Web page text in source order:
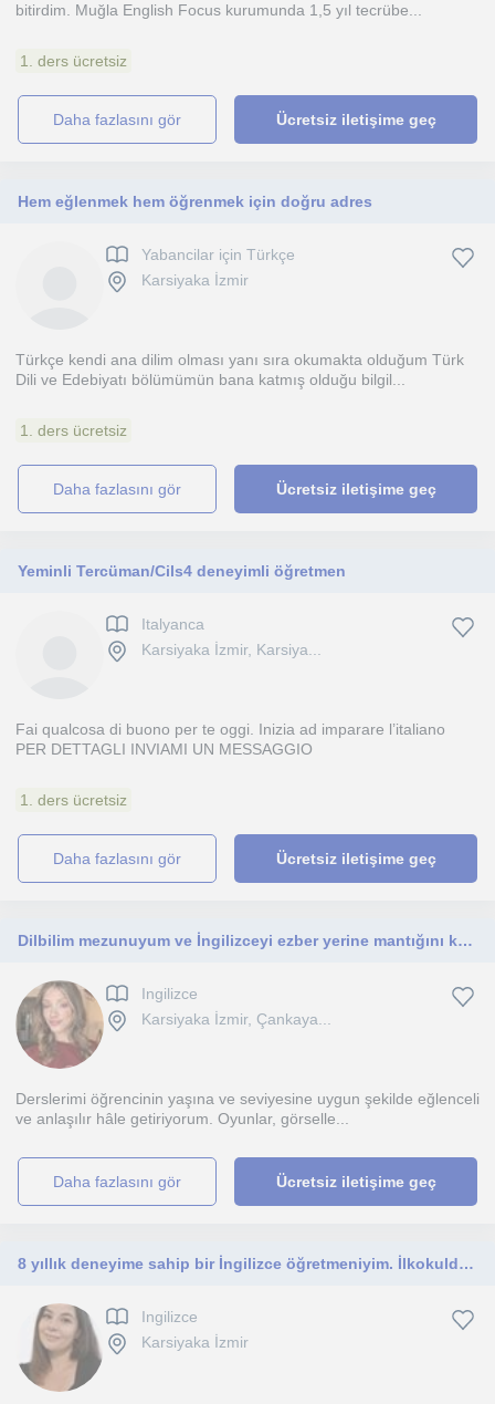
bitirdim. Muğla English Focus kurumunda 1,5 yıl tecrübe...
1. ders ücretsiz
daha fazlasını gör Ücretsiz iletişime geç
Hem eğlenmek hem öğrenmek için doğru adres
Yabancilar için Türkçe
Karsiyaka İzmir
Türkçe kendi ana dilim olması yanı sıra okumakta olduğum Türk
Dili ve Edebiyatı bölümümün bana katmış olduğu bilgil...
1. ders ücretsiz
daha fazlasını gör Ücretsiz iletişime geç
Yeminli Tercüman/Cils4 deneyimli öğretmen
Italyanca
Karsiyaka İzmir, Karsiya...
Fai qualcosa di buono per te oggi. Inizia ad imparare l’italiano
PER DETTAGLI INVIAMI UN MESSAGGIO
1. ders ücretsiz
daha fazlasını gör Ücretsiz iletişime geç
Dilbilim mezunuyum ve İngilizceyi ezber yerine mantığını kavrayarak öğretmeyi hedefliyorum. İlkokul, ortaokul ve lise öğrencilerin
Ingilizce
Karsiyaka İzmir, Çankaya...
Derslerimi öğrencinin yaşına ve seviyesine uygun şekilde eğlenceli
ve anlaşılır hâle getiriyorum. Oyunlar, görselle...
daha fazlasını gör Ücretsiz iletişime geç
8 yıllık deneyime sahip bir İngilizce öğretmeniyim. İlkokuldan yetişkin seviyesine kadar her yaş grubuna online ders vermekteyim.
Ingilizce
Karsiyaka İzmir